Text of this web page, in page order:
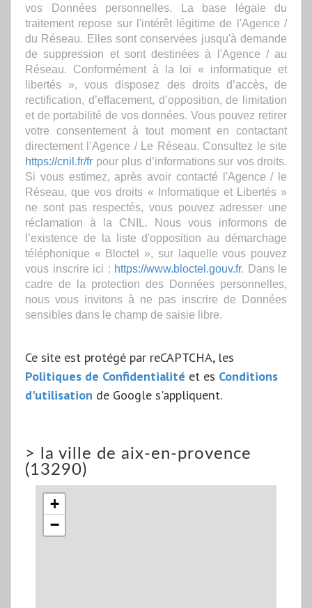
vos Données personnelles. La base légale du
traitement repose sur l'intérêt légitime de l'Agence /
du Réseau. Elles sont conservées jusqu'à demande
de suppression et sont destinées à l'Agence / au
Réseau. Conformément à la loi « informatique et
libertés », vous disposez des droits d’accès, de
rectification, d’effacement, d’opposition, de limitation
et de portabilité de vos données. Vous pouvez retirer
votre consentement à tout moment en contactant
directement l’Agence / Le Réseau. Consultez le site
https://cnil.fr/fr pour plus d’informations sur vos droits.
Si vous estimez, après avoir contacté l'Agence / le
Réseau, que vos droits « Informatique et Libertés »
ne sont pas respectés, vous pouvez adresser une
réclamation à la CNIL. Nous vous informons de
l’existence de la liste d'opposition au démarchage
téléphonique « Bloctel », sur laquelle vous pouvez
vous inscrire ici : https://www.bloctel.gouv.fr. Dans le
cadre de la protection des Données personnelles,
nous vous invitons à ne pas inscrire de Données
sensibles dans le champ de saisie libre.
Ce site est protégé par reCAPTCHA, les
Politiques de Confidentialité et es Conditions
d'utilisation de Google s'appliquent.
>
la ville de aix-en-provence
(13290)
+
−